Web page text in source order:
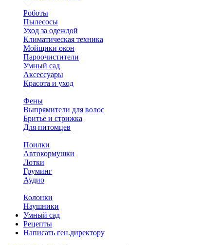
Роботы
Пылесосы
Уход за одеждой
Климатическая техника
Мойщики окон
Пароочистители
Умный сад
Аксессуары
Красота и уход
Фены
Выпрямители для волос
Бритье и стрижка
Для питомцев
Поилки
Автокормушки
Лотки
Груминг
Аудио
Колонки
Наушники
Умный сад
Рецепты
Написать ген.директору